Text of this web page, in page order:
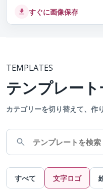
すぐに画像保存
TEMPLATES
テンプレー
カテゴリーを切り替えて、作
すべて 文字ロゴ